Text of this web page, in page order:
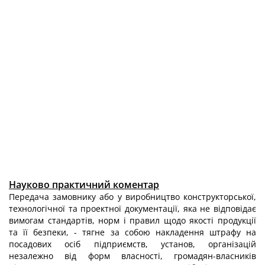
Науково практичний коментар
Передача замовнику або у виробництво конструкторської,
технологічної та проектної документації, яка не відповідає
вимогам стандартів, норм і правил щодо якості продукції
та її безпеки, - тягне за собою накладення штрафу на
посадових осіб підприємств, установ, організацій
незалежно від форм власності, громадян-власників